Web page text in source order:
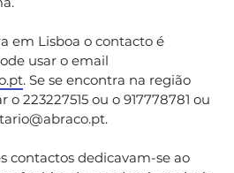
em Lisboa o contacto é
usar o email
. Se se encontra na região
223227515 ou o 917778781 ou
.
contactos dedicavam-se ao